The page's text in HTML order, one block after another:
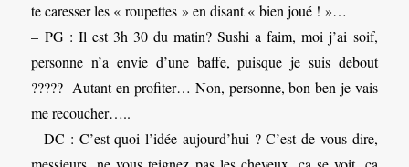
te caresser les « roupettes » en disant « bien joué ! »…
– PG : Il est 3h 30 du matin? Sushi a faim, moi j’ai soif,
personne n’a envie d’une baffe, puisque je suis debout
????? Autant en profiter… Non, personne, bon ben je vais
me recoucher…..
– DC : C’est quoi l’idée aujourd’hui ? C’est de vous dire,